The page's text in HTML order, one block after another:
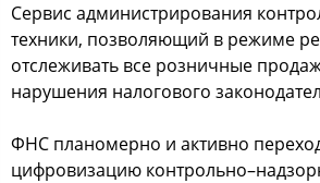
Сервис администрирования
техники, позволяющий в режиме
отслеживать все розничные
нарушения налогового
ФНС планомерно и активно
цифровизацию